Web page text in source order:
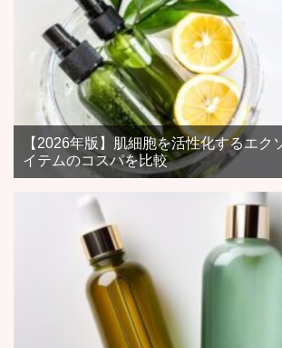
【2026年版】肌細胞を活性化するエク
イテムのコスパを比較